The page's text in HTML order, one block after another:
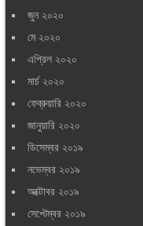
জুন ২০২০
মে ২০২০
এপ্রিল ২০২০
মার্চ ২০২০
ফেব্রুয়ারি ২০২০
জানুয়ারি ২০২০
ডিসেম্বর ২০১৯
নভেম্বর ২০১৯
অক্টোবর ২০১৯
সেপ্টেম্বর ২০১৯